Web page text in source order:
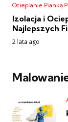
Ocieplanie Pianką
Izolacja i
Najlepszych
2 lata ago